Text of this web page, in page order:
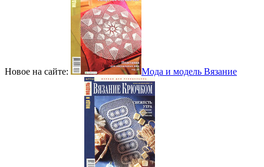
Новое на сайте: Мода и модель Вязание